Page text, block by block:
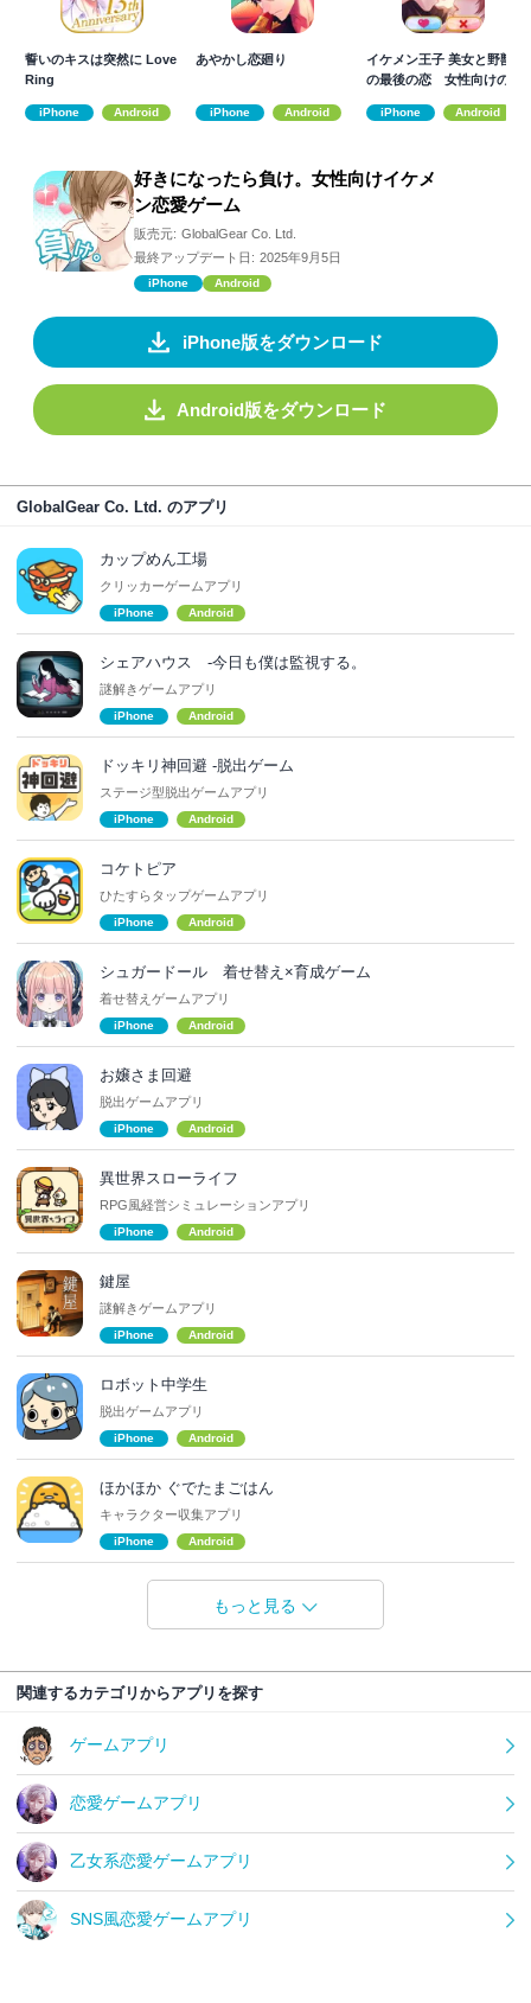
誓いのキスは突然に Love
Ring
iPhone Android
あやかし恋廻り
iPhone Android
イケメン王子 美女と野獣
の最後の恋 女性向けの
iPhone Android
好きになったら負け。女性向けイケメ
ン恋愛ゲーム
販売元: GlobalGear Co. Ltd.
最終アップデート日: 2025年9月5日
iPhone Android
iPhone版をダウンロード
Android版をダウンロード
GlobalGear Co. Ltd. のアプリ
カップめん工場
クリッカーゲームアプリ
iPhone Android
シェアハウス -今日も僕は監視する。
謎解きゲームアプリ
iPhone Android
ドッキリ神回避 -脱出ゲーム
ステージ型脱出ゲームアプリ
iPhone Android
コケトピア
ひたすらタップゲームアプリ
iPhone Android
シュガードール 着せ替え×育成ゲーム
着せ替えゲームアプリ
iPhone Android
お嬢さま回避
脱出ゲームアプリ
iPhone Android
異世界スローライフ
RPG風経営シミュレーションアプリ
iPhone Android
鍵屋
謎解きゲームアプリ
iPhone Android
ロボット中学生
脱出ゲームアプリ
iPhone Android
ほかほか ぐでたまごはん
キャラクター収集アプリ
iPhone Android
もっと見る
関連するカテゴリからアプリを探す
ゲームアプリ
恋愛ゲームアプリ
乙女系恋愛ゲームアプリ
SNS風恋愛ゲームアプリ